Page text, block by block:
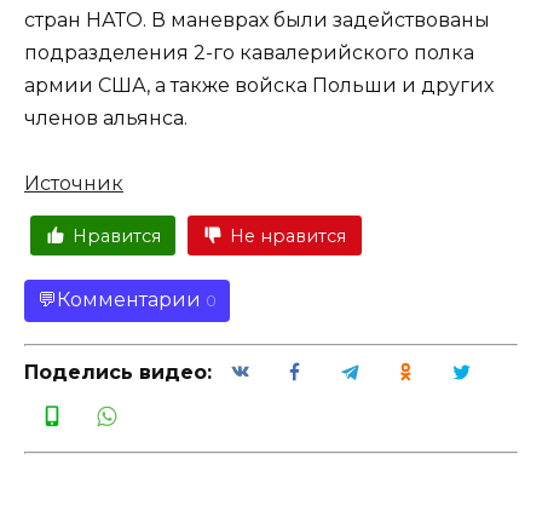
стран НАТО. В маневрах были задействованы
подразделения 2-го кавалерийского полка
армии США, а также войска Польши и других
членов альянса.
Источник
Нравится Не нравится
Комментарии 0
Поделись видео: